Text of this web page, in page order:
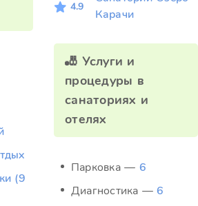
(9
4.9
Карачи
🎳 Услуги и
процедуры в
санаториях и
отелях
Парковка — 6
Диагностика —6